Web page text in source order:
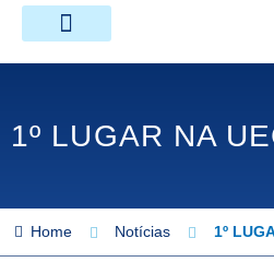
1º LUGAR NA
Home Notícias 1º